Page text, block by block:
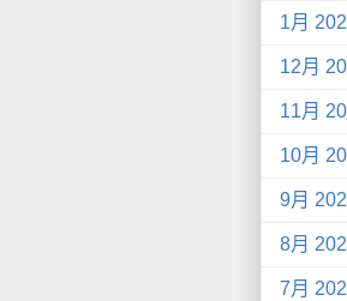
1月
12月
11月
10月
9月
8月
7月